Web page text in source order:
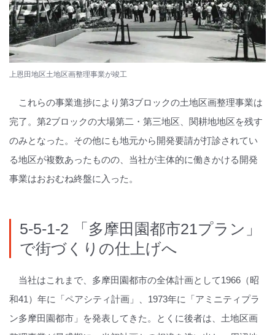
上恩田地区土地区画整理事業が竣工
これらの事業進捗により第3ブロックの土地区画整理事業は
完了。第2ブロックの大場第二・第三地区、関耕地地区を残す
のみとなった。その他にも地元から開発要請が打診されてい
る地区が複数あったものの、当社が主体的に働きかける開発
事業はおおむね終盤に入った。
5-5-1-2 「多摩田園都市21プラン」
で街づくりの仕上げへ
当社はこれまで、多摩田園都市の全体計画として1966（昭
和41）年に「ペアシティ計画」、1973年に「アミニティプラ
ン多摩田園都市」を発表してきた。とくに後者は、土地区画